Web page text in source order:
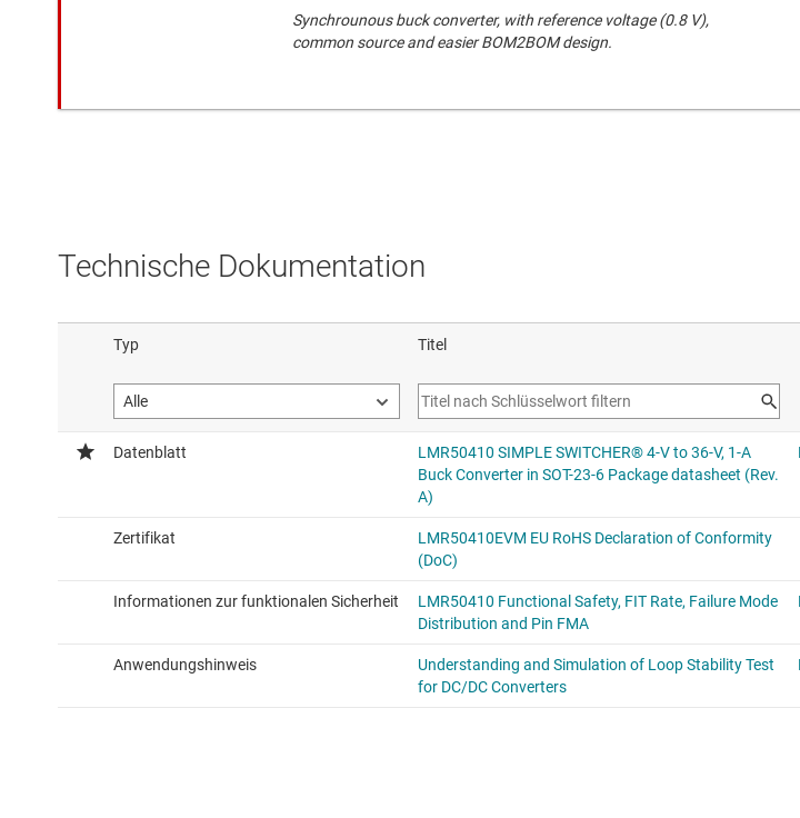
Synchrounous buck converter, with reference voltage (0.8 V),
common source and easier BOM2BOM design.
Technische Dokumentation